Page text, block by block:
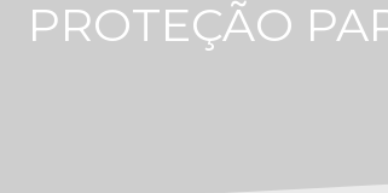
PROTEÇÃO